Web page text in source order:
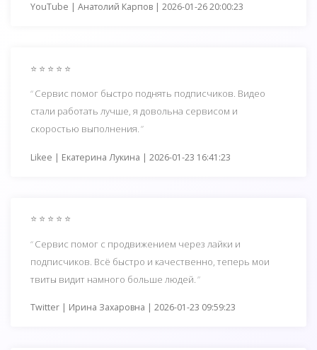
YouTube | Анатолий Карпов | 2026-01-26 20:00:23
⭐ ⭐ ⭐ ⭐ ⭐
Сервис помог быстро поднять подписчиков. Видео
стали работать лучше, я довольна сервисом и
скоростью выполнения.
Likee | Екатерина Лукина | 2026-01-23 16:41:23
⭐ ⭐ ⭐ ⭐ ⭐
Сервис помог с продвижением через лайки и
подписчиков. Всё быстро и качественно, теперь мои
твиты видит намного больше людей.
Twitter | Ирина Захаровна | 2026-01-23 09:59:23